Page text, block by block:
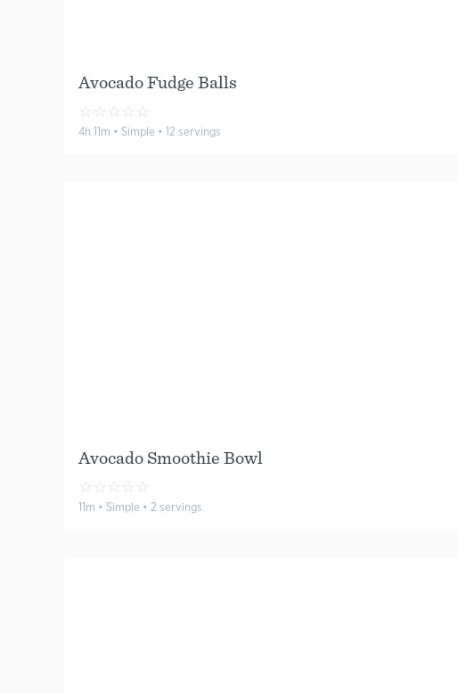
Avocado Fudge Balls
☆☆☆☆☆
4h 11m • Simple • 12 servings
Avocado Smoothie Bowl
☆☆☆☆☆
11m • Simple • 2 servings